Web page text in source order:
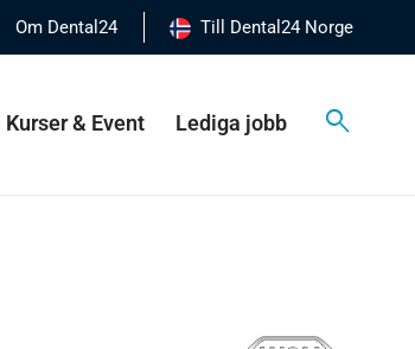
Om Dental24 Till Dental24 Norge
Kurser & Event Lediga jobb